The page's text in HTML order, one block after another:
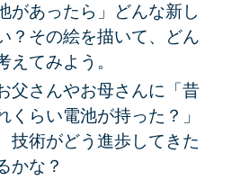
があったら」どんな新し
？その絵を描いて、どん
えてみよう。
父さんやお母さんに「昔
くらい電池が持った？」
技術がどう進歩してきた
かな？